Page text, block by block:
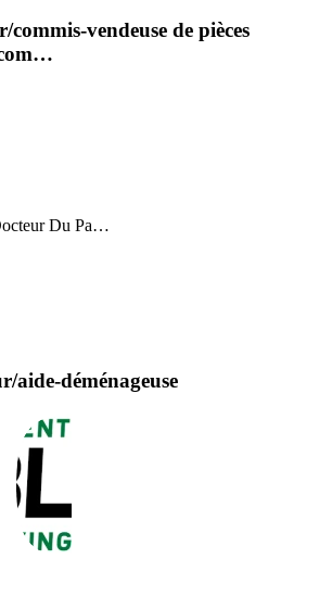
vendeuse de pièces
Du Pa…
aide-déménageuse